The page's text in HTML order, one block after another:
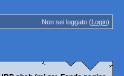
Non sei loggato (Login)